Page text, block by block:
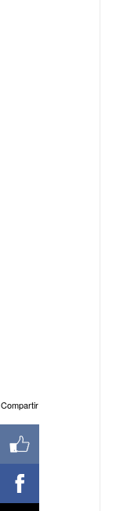
Compartir